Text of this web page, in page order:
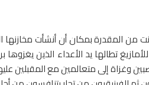
من المقدرة بمكان أن أنشأت مخازنها
تطالها يد الأعداء الذين
وغزاة إلى متعالمين مع المقبلين